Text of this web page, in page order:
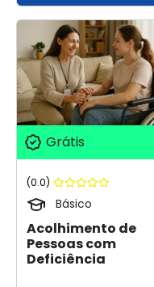
Grátis
(0.0)
Básico
Acolhimento de
Pessoas com
Deficiência